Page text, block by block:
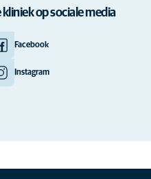
kliniek op sociale media
Facebook
Instagram